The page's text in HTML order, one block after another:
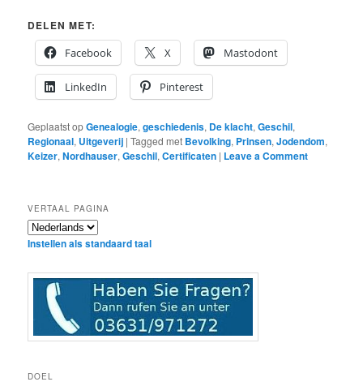
DELEN MET:
Facebook
X Mastodont
LinkedIn Pinterest
Geplaatst opGenealogie,geschiedenis, De klacht,Geschil,
Regionaal, Uitgeverij |Tagged met Bevolking, Prinsen,Jodendom,
Keizer,Nordhauser,Geschil,Certificaten | Leave a Comment
VERTAAL PAGINA
Instellen als standaard taal
DOEL